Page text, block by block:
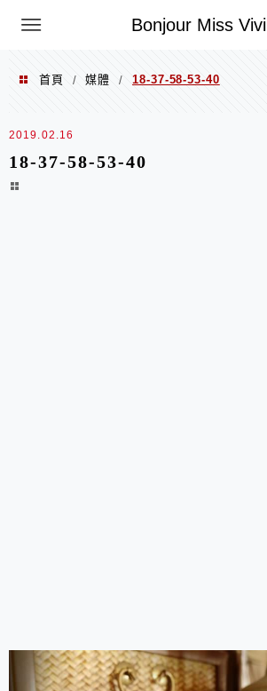
Bonjour Miss Vivi
選單
首頁 / 媒體 / 18-37-58-53-40
2019.02.16
18-37-58-53-40